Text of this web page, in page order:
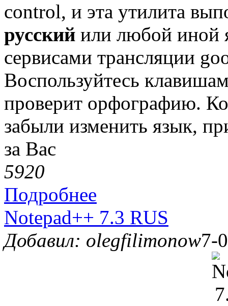
control, и эта утилита
русский или любой иной
сервисами трансляции
Воспользуйтесь
проверит орфографию.
забыли изменить язык,
за Вас
5920
Подробнее
Notepad++ 7.3 RUS
Добавил: olegfilimonow7-